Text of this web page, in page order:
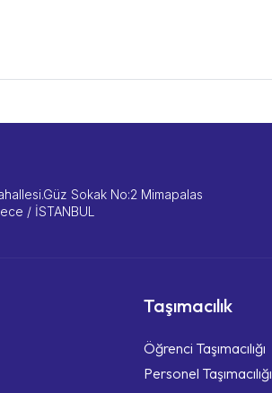
Sokak No:2 Mimapalas
/ İSTANBUL
Taşımacılık
Öğrenci Taşımacılığı
Personel Taşımacılığı